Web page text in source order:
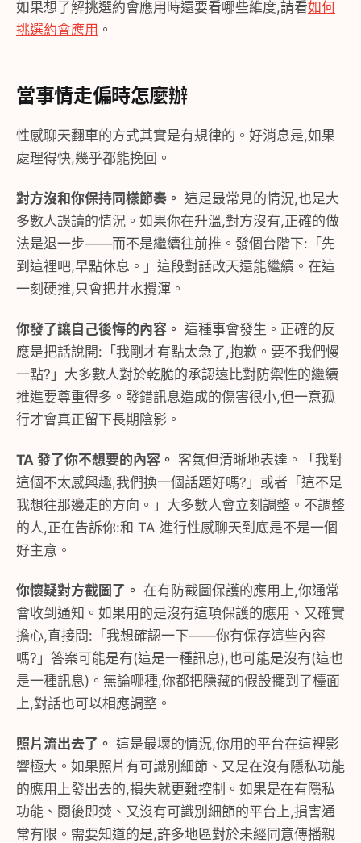
如果想了解挑選約會應用時還要看哪些維度,請看如何
挑選約會應用 。
當事情走偏時怎麼辦
性感聊天翻車的方式其實是有規律的。好消息是,如果
處理得快,幾乎都能挽回。
對方沒和你保持同樣節奏。 這是最常見的情況,也是大
多數人誤讀的情況。如果你在升溫,對方沒有,正確的做
法是退一步——而不是繼續往前推。發個台階下:「先
到這裡吧,早點休息。」這段對話改天還能繼續。在這
一刻硬推,只會把井水攪渾。
你發了讓自己後悔的內容。 這種事會發生。正確的反
應是把話說開:「我剛才有點太急了,抱歉。要不我們慢
一點?」大多數人對於乾脆的承認遠比對防禦性的繼續
推進要尊重得多。發錯訊息造成的傷害很小,但一意孤
行才會真正留下長期陰影。
TA 發了你不想要的內容。 客氣但清晰地表達。「我對
這個不太感興趣,我們換一個話題好嗎?」或者「這不是
我想往那邊走的方向。」大多數人會立刻調整。不調整
的人,正在告訴你:和 TA 進行性感聊天到底是不是一個
好主意。
你懷疑對方截圖了。 在有防截圖保護的應用上,你通常
會收到通知。如果用的是沒有這項保護的應用、又確實
擔心,直接問:「我想確認一下——你有保存這些內容
嗎?」答案可能是有(這是一種訊息),也可能是沒有(這也
是一種訊息)。無論哪種,你都把隱藏的假設擺到了檯面
上,對話也可以相應調整。
照片流出去了。 這是最壞的情況,你用的平台在這裡影
響極大。如果照片有可識別細節、又是在沒有隱私功能
的應用上發出去的,損失就更難控制。如果是在有隱私
功能、閱後即焚、又沒有可識別細節的平台上,損害通
常有限。需要知道的是,許多地區對於未經同意傳播親